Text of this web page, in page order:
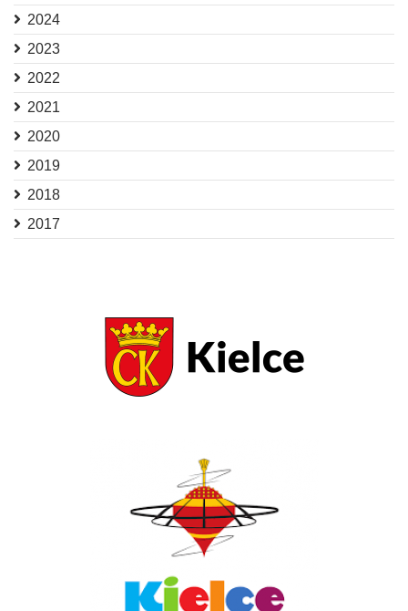
2024
2023
2022
2021
2020
2019
2018
2017